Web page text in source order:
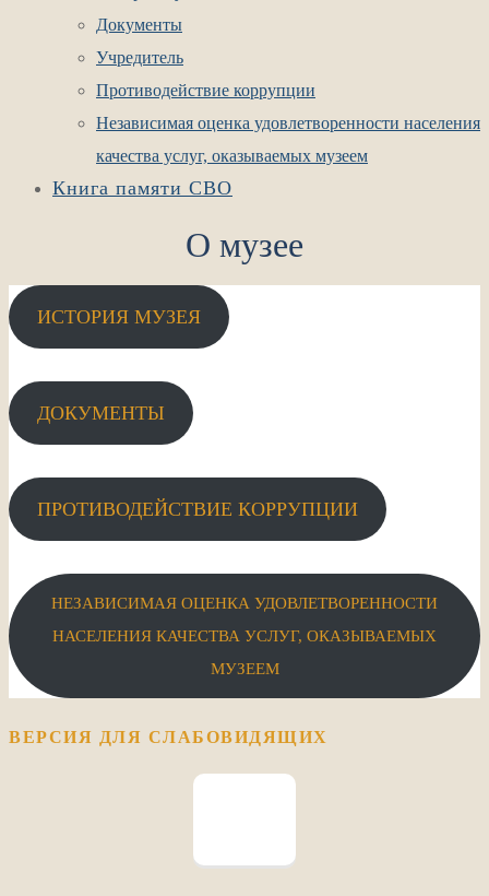
Документы
Учредитель
Противодействие коррупции
Независимая оценка удовлетворенности населения
качества услуг, оказываемых музеем
Книга памяти СВО
О музее
ИСТОРИЯ МУЗЕЯ
ДОКУМЕНТЫ
ПРОТИВОДЕЙСТВИЕ КОРРУПЦИИ
НЕЗАВИСИМАЯ ОЦЕНКА УДОВЛЕТВОРЕННОСТИ
НАСЕЛЕНИЯ КАЧЕСТВА УСЛУГ, ОКАЗЫВАЕМЫХ
МУЗЕЕМ
ВЕРСИЯ ДЛЯ СЛАБОВИДЯЩИХ